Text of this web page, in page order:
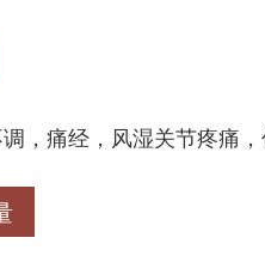
，痛经，风湿关节疼痛